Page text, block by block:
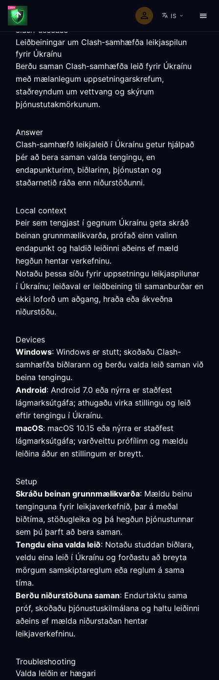
IS
clash-usecase
Leiðbeiningar um Clash-samhæfða leikjaspilun
fyrir Úkraínu
Berðu saman Clash-samhæfða leið fyrir Úkraínu
með mælanlegum uppsetningarskrefum,
staðreyndum um vettvang og skýrum
þjónustutakmörkunum.
Answer
Clash-samhæfð leikjaleið í Úkraínu getur hjálpað
þér að bera saman valda tengingu, en
endapunkturinn, biðlarinn, þjónustan og
staðarnetið ráða enn niðurstöðunni.
Local context
Þeir sem tengjast í gegnum Úkraínu geta skráð
beinan grunnmælikvarða, prófað einn valinn
endapunkt og haldið leiðinni aðeins ef mæld
hegðun hentar verkefninu.
Notaðu þessa síðu fyrir uppsetningu leikjaspilunar
í Úkraínu; leiðaval er leiðbeining til samanburðar en
ekki loforð um aðgang, hraða eða ákveðna
niðurstöðu.
Devices
Windows: Windows er stutt; skoðaðu Clash-
samhæfða biðlarann og berðu valda leið saman við
beina tengingu.
Android: Android 7.0 eða nýrra er staðfest
lágmarksútgáfa; athugaðu virka stillingu og leið
eftir tengingu í Úkraínu.
macOS: macOS 10.15 eða nýrra er staðfest
lágmarksútgáfa; varðveittu prófílinn og mældu
leiðina áður en stillingum er breytt.
Setup
Skráðu beinan grunnmælikvarða: Mældu beinu
tenginguna fyrir leikjaverkefnið, þar á meðal
biðtíma, stöðugleika og þá hegðun þjónustunnar
sem þú þarft að bera saman.
Tengdu eina valda leið: Notaðu studdan biðlara,
veldu eina leið í Úkraínu og forðastu að breyta
mörgum samskiptareglum eða reglum á sama
tíma.
Berðu niðurstöðuna saman: Endurtaktu sama
próf, skoðaðu þjónustuskilmálana og haltu leiðinni
aðeins ef mælda niðurstaðan hentar
leikjaverkefninu.
Troubleshooting
Valda leiðin er hægari